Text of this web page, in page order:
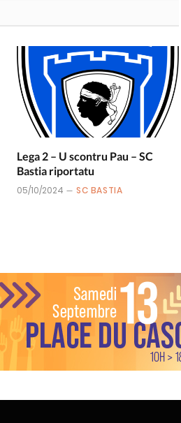
Lega 2 – U scontru Pau – SC
Bastia riportatu
05/10/2024 SC BASTIA